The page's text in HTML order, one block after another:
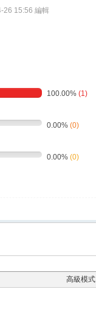
26 15:56 編輯
100.00% (1)
0.00% (0)
0.00% (0)
高級模式